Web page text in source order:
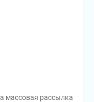
массовая рассылка